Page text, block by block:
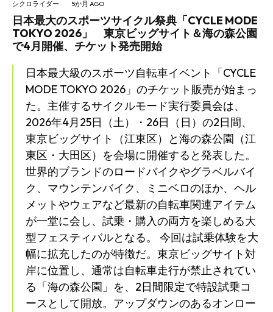
シクロライダー 5か月 AGO
日本最大のスポーツサイクル祭典「CYCLE MODE
TOKYO 2026」 東京ビッグサイト＆海の森公園
で4月開催、チケット発売開始
日本最大級のスポーツ自転車イベント「CYCLE
MODE TOKYO 2026」のチケット販売が始まっ
た。主催するサイクルモード実行委員会は、
2026年4月25日（土）・26日（日）の2日間、
東京ビッグサイト（江東区）と海の森公園（江
東区・大田区）を会場に開催すると発表した。
世界的ブランドのロードバイクやグラベルバイ
ク、マウンテンバイク、ミニベロのほか、ヘル
メットやウェアなど最新の自転車関連アイテム
が一堂に会し、試乗・購入の両方を楽しめる大
型フェスティバルとなる。 今回は試乗体験を大
幅に拡充したのが特徴だ。東京ビッグサイト対
岸に位置し、通常は自転車走行が禁止されてい
る「海の森公園」を、2日間限定で特設試乗コ
ースとして開放。アップダウンのあるオンロー